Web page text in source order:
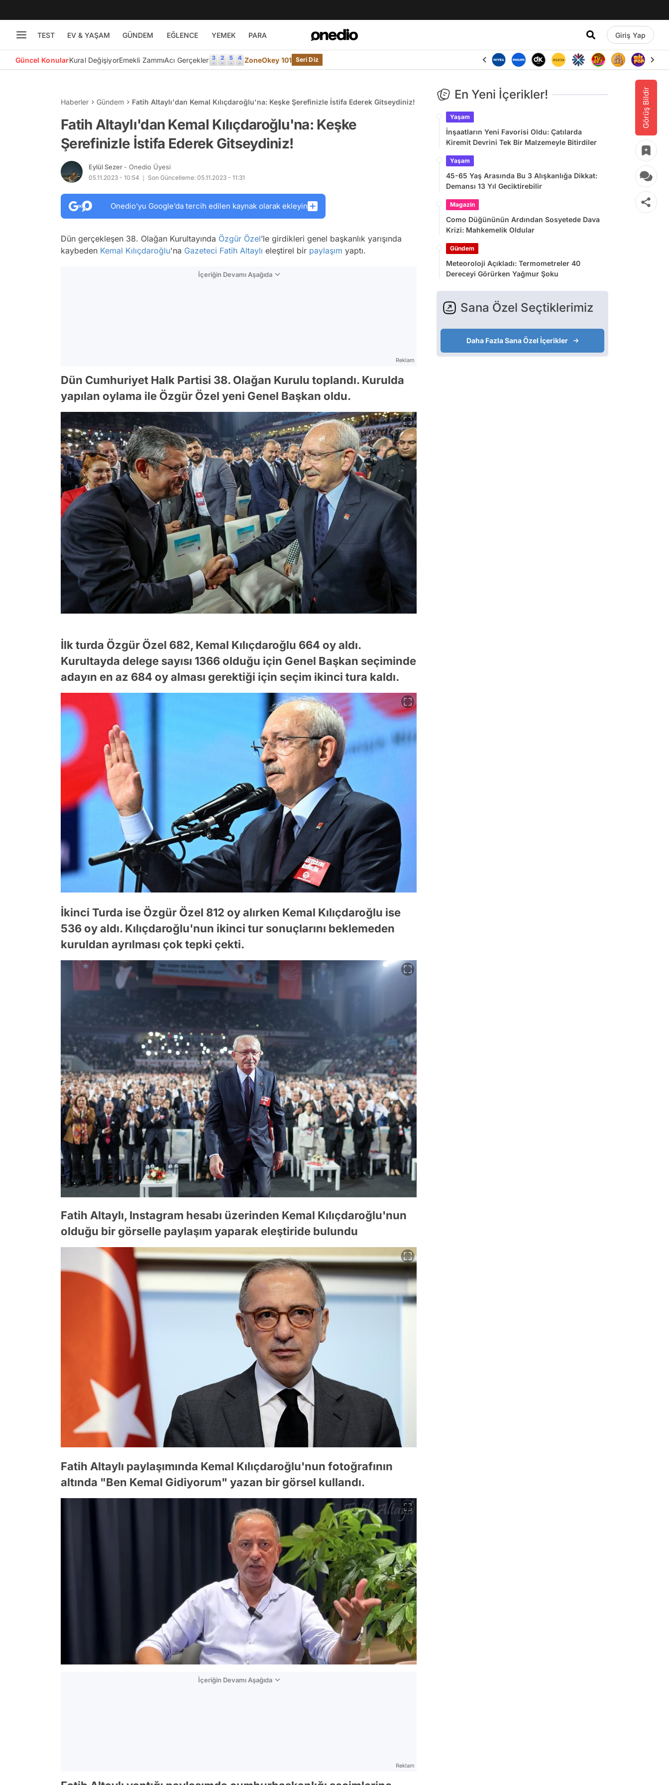
TEST EV & YAŞAM GÜNDEM EĞLENCE YEMEK PARA Giriş Yap
Güncel KonularKural DeğişiyorEmekli ZammıAcı Gerçekler ZoneOkey 101 Seri Diz
Görüş Bildir
Haberler Gündem Fatih Altaylı'dan Kemal Kılıçdaroğlu'na: Keşke Şerefinizle İstifa Ederek Gitseydiniz!
Fatih Altaylı'dan Kemal Kılıçdaroğlu'na: Keşke
Şerefinizle İstifa Ederek Gitseydiniz!
Eylül Sezer - Onedio Üyesi
05.11.2023 - 10:54 Son Güncelleme: 05.11.2023 - 11:31
Onedio’yu Google’da tercih edilen kaynak olarak ekleyin
Dün gerçekleşen 38. Olağan Kurultayında Özgür Özel’le girdikleri genel başkanlık yarışında
kaybeden Kemal Kılıçdaroğlu'na Gazeteci Fatih Altaylı eleştirel bir paylaşım yaptı.
İçeriğin Devamı Aşağıda
Reklam
Dün Cumhuriyet Halk Partisi 38. Olağan Kurulu toplandı. Kurulda
yapılan oylama ile Özgür Özel yeni Genel Başkan oldu.
İlk turda Özgür Özel 682, Kemal Kılıçdaroğlu 664 oy aldı.
Kurultayda delege sayısı 1366 olduğu için Genel Başkan seçiminde
adayın en az 684 oy alması gerektiği için seçim ikinci tura kaldı.
İkinci Turda ise Özgür Özel 812 oy alırken Kemal Kılıçdaroğlu ise
536 oy aldı. Kılıçdaroğlu'nun ikinci tur sonuçlarını beklemeden
kuruldan ayrılması çok tepki çekti.
Fatih Altaylı, Instagram hesabı üzerinden Kemal Kılıçdaroğlu'nun
olduğu bir görselle paylaşım yaparak eleştiride bulundu
Fatih Altaylı paylaşımında Kemal Kılıçdaroğlu'nun fotoğrafının
altında "Ben Kemal Gidiyorum" yazan bir görsel kullandı.
İçeriğin Devamı Aşağıda
Reklam
En Yeni İçerikler!
Yaşam
İnşaatların Yeni Favorisi Oldu: Çatılarda
Kiremit Devrini Tek Bir Malzemeyle Bitirdiler
Yaşam
45-65 Yaş Arasında Bu 3 Alışkanlığa Dikkat:
Demansı 13 Yıl Geciktirebilir
Magazin
Como Düğününün Ardından Sosyetede Dava
Krizi: Mahkemelik Oldular
Gündem
Meteoroloji Açıkladı: Termometreler 40
Dereceyi Görürken Yağmur Şoku
Sana Özel Seçtiklerimiz
Daha Fazla Sana Özel İçerikler